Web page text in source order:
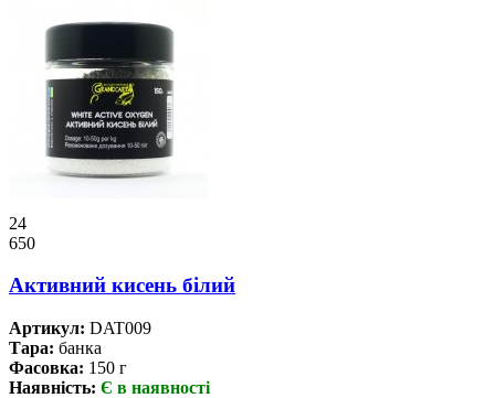
24
650
Активний кисень білий
Артикул: DAT009
Тара: банка
Фасовка: 150 г
Наявність: Є в наявності